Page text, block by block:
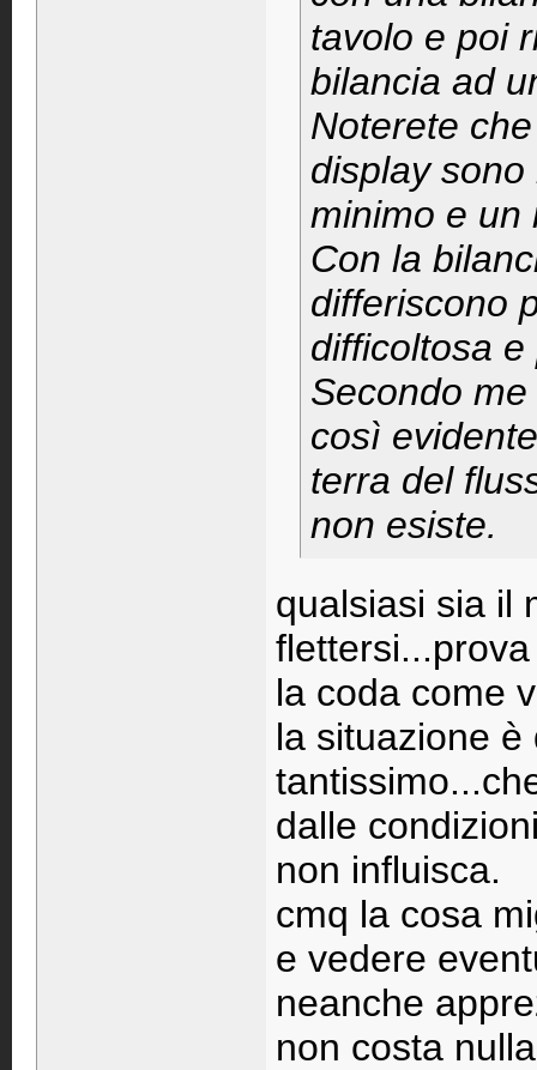
tavolo e poi
bilancia ad
Noterete
display
minimo e un
Con la
differiscono
difficoltosa
Secondo
così
terra del
non esiste.
qualsiasi sia il
la coda come
la situazione
dalle
non influisca.
cmq la cosa
e vedere
neanche
non costa nulla